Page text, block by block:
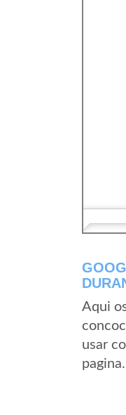
Aqui
usar
pagina.